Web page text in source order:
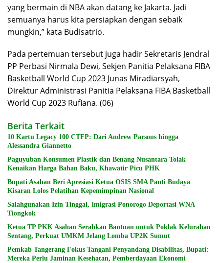
yang bermain di NBA akan datang ke Jakarta. Jadi
semuanya harus kita persiapkan dengan sebaik
mungkin,” kata Budisatrio.
Pada pertemuan tersebut juga hadir Sekretaris Jendral
PP Perbasi Nirmala Dewi, Sekjen Panitia Pelaksana FIBA
Basketball World Cup 2023 Junas Miradiarsyah,
Direktur Administrasi Panitia Pelaksana FIBA Basketball
World Cup 2023 Rufiana. (06)
Berita Terkait
10 Kartu Legacy 100 CTFP: Dari Andrew Parsons hingga
Alessandra Giannetto
Paguyuban Konsumen Plastik dan Benang Nusantara Tolak
Kenaikan Harga Bahan Baku, Khawatir Picu PHK
Bupati Asahan Beri Apresiasi Ketua OSIS SMA Panti Budaya
Kisaran Lolos Pelatihan Kepemimpinan Nasional
Salahgunakan Izin Tinggal, Imigrasi Ponorogo Deportasi WNA
Tiongkok
Ketua TP PKK Asahan Serahkan Bantuan untuk Poklak Kelurahan
Sentang, Perkuat UMKM Jelang Lomba UP2K Sumut
Pemkab Tangerang Fokus Tangani Penyandang Disabilitas, Bupati:
Mereka Perlu Jaminan Kesehatan, Pemberdayaan Ekonomi